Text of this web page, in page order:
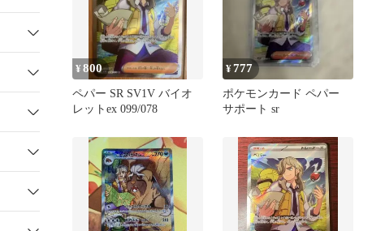
¥800
ペパー SR SV1V バイオ
レットex 099/078
¥777
ポケモンカード ペパー
サポート sr